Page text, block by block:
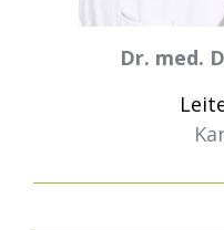
Dr. med.